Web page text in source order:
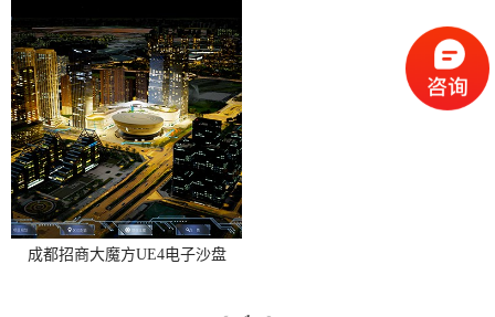
成都招商大魔方UE4电子沙盘